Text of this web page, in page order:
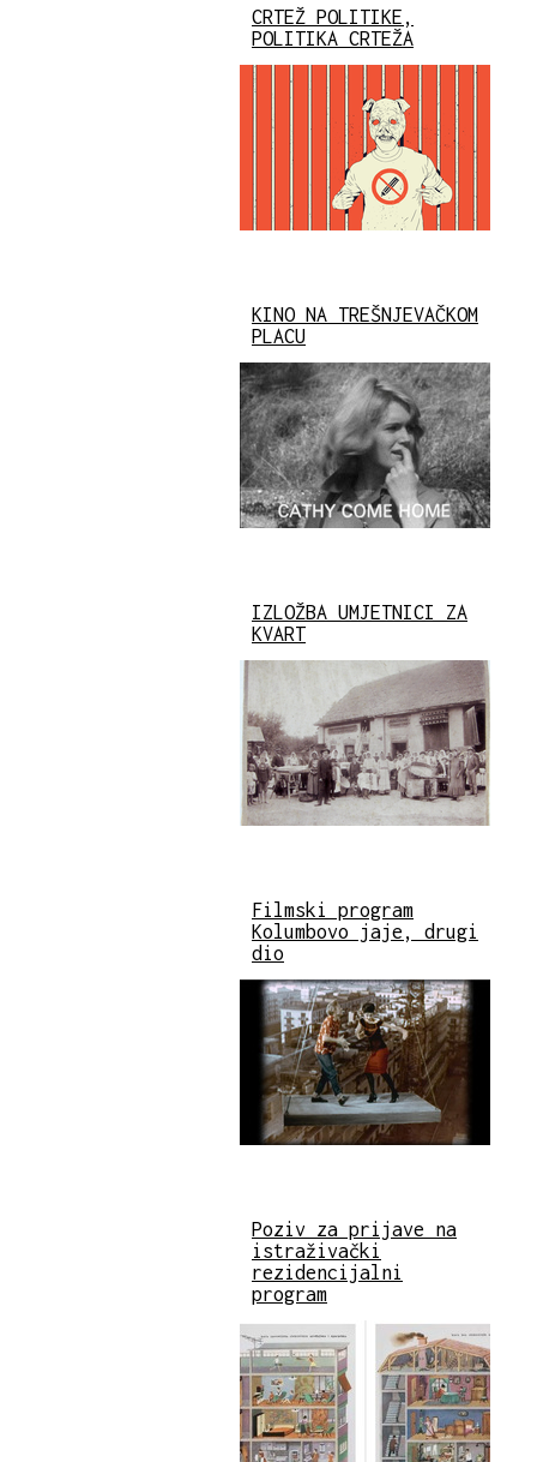
CRTEŽ POLITIKE,
POLITIKA CRTEŽA
KINO NA TREŠNJEVAČKOM
PLACU
IZLOŽBA UMJETNICI ZA
KVART
Filmski program
Kolumbovo jaje, drugi
dio
Poziv za prijave na
istraživački
rezidencijalni
program